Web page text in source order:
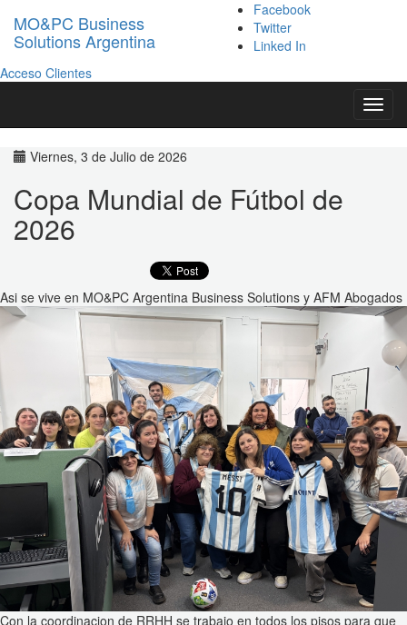
MO&PC Business
Solutions Argentina
Facebook
Twitter
Linked In
Acceso Clientes
Viernes, 3 de Julio de 2026
Copa Mundial de Fútbol de
2026
Asi se vive en MO&PC Argentina Business Solutions y AFM Abogados
Con la coordinacion de RRHH se trabajo en todos los pisos para que